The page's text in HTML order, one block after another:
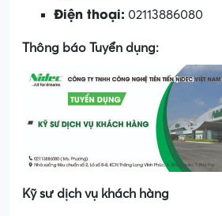
Điện thoại: 02113886080
Thông báo Tuyển dụng:
Kỹ sư dịch vụ khách hàng